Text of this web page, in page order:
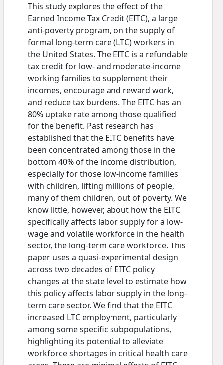
This study explores the effect of the
Earned Income Tax Credit (EITC), a large
anti-poverty program, on the supply of
formal long-term care (LTC) workers in
the United States. The EITC is a refundable
tax credit for low- and moderate-income
working families to supplement their
incomes, encourage and reward work,
and reduce tax burdens. The EITC has an
80% uptake rate among those qualified
for the benefit. Past research has
established that the EITC benefits have
been concentrated among those in the
bottom 40% of the income distribution,
especially for those low-income families
with children, lifting millions of people,
many of them children, out of poverty. We
know little, however, about how the EITC
specifically affects labor supply for a low-
wage and volatile workforce in the health
sector, the long-term care workforce. This
paper uses a quasi-experimental design
across two decades of EITC policy
changes at the state level to estimate how
this policy affects labor supply in the long-
term care sector. We find that the EITC
increased LTC employment, particularly
among some specific subpopulations,
highlighting its potential to alleviate
workforce shortages in critical health care